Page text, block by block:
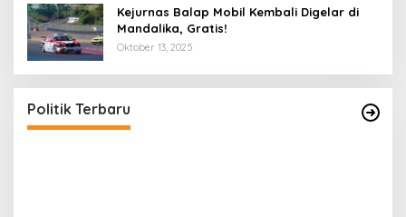
Kejurnas Balap Mobil Kembali Digelar di
Mandalika, Gratis!
Oktober 13, 2025
Politik Terbaru
Tingkatkan Pengawasan di TPS, Panwascam
Batukliang Gelar Bimtek Untuk 173 Pengawas
TPS
Di Berita Utama, Politik